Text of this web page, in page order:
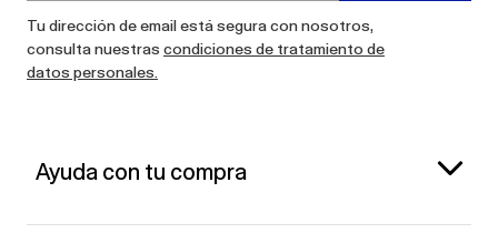
Tu dirección de email está segura con nosotros,
consulta nuestras condiciones de tratamiento de
datos personales.
Ayuda con tu compra